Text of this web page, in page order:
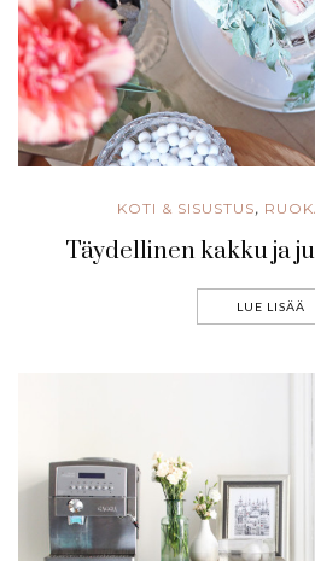
KOTI & SISUSTUS,
Täydellinen kakku ja
LUE LISÄÄ